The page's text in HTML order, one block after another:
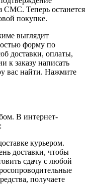
СМС. Теперь останется
покупке.
выглядит
форму по
доставки, оплаты,
к заказу написать
вас найти. Нажмите
В интернет-
курьером.
доставки, чтобы
сдачу с любой
получаете